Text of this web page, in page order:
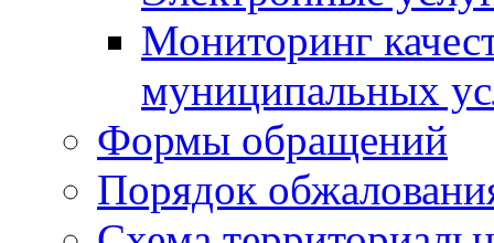
Мониторинг
муниципальных
Формы обращений
Порядок